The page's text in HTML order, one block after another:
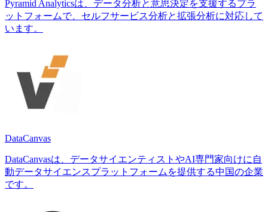
Pyramid Analyticsは、データ分析と意思決定を支援するプラ
ットフォームで、セルフサービス分析と拡張分析に対応して
います。
DataCanvas
DataCanvasは、データサイエンティストやAI専門家向けに自
動データサイエンスプラットフォームを提供する中国の企業
です。